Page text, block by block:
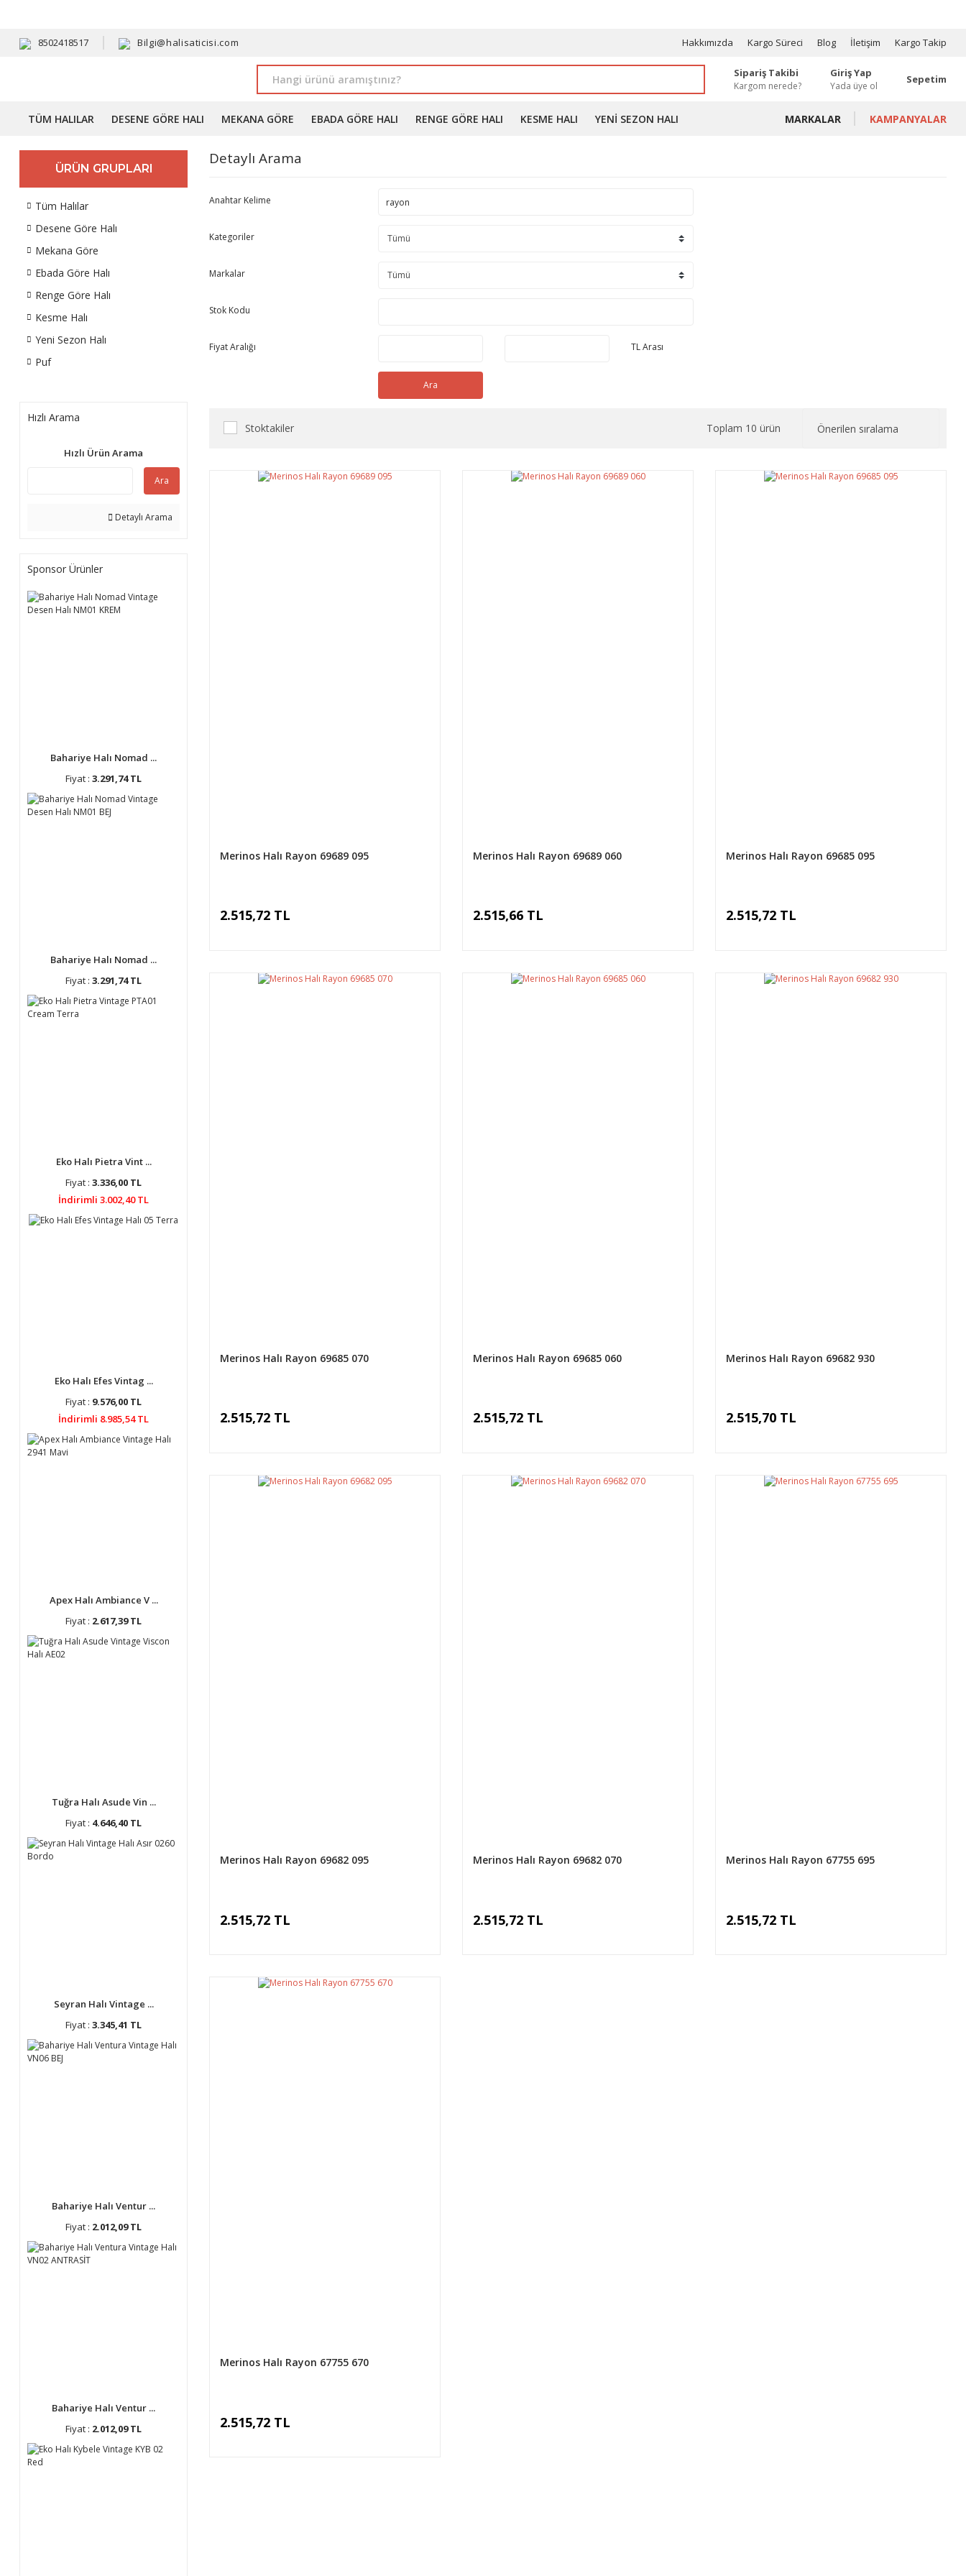
8502418517 Bilgi@halisaticisi.com Hakkımızda Kargo Süreci Blog İletişim Kargo Takip
Sipariş Takibi
Kargom nerede?
Giriş Yap
Yada üye ol
Sepetim
TÜM HALILAR DESENE GÖRE HALI MEKANA GÖRE EBADA GÖRE HALI RENGE GÖRE HALI KESME HALI YENI SEZON HALI MARKALAR KAMPANYALAR
ÜRÜN GRUPLARI
Tüm Halılar
Desene Göre Halı
Mekana Göre
Ebada Göre Halı
Renge Göre Halı
Kesme Halı
Yeni Sezon Halı
Puf
Hızlı Arama
Hızlı Ürün Arama
Ara
Detaylı Arama
Sponsor Ürünler
Bahariye Halı Nomad ...
Fiyat : 3.291,74 TL
Bahariye Halı Nomad ...
Fiyat : 3.291,74 TL
Eko Halı Pietra Vint ...
Fiyat : 3.336,00 TL
İndirimli 3.002,40 TL
Eko Halı Efes Vintag ...
Fiyat : 9.576,00 TL
İndirimli 8.985,54 TL
Apex Halı Ambiance V ...
Fiyat : 2.617,39 TL
Tuğra Halı Asude Vin ...
Fiyat : 4.646,40 TL
Seyran Halı Vintage ...
Fiyat : 3.345,41 TL
Bahariye Halı Ventur ...
Fiyat : 2.012,09 TL
Bahariye Halı Ventur ...
Fiyat : 2.012,09 TL
Detaylı Arama
Anahtar Kelime
Kategoriler
Markalar
Stok Kodu
Fiyat Aralığı TL Arası
Ara
Stoktakiler Toplam 10 ürün
Merinos Halı Rayon 69689 095
2.515,72 TL
Merinos Halı Rayon 69689 060
2.515,66 TL
Merinos Halı Rayon 69685 095
2.515,72 TL
Merinos Halı Rayon 69685 070
2.515,72 TL
Merinos Halı Rayon 69685 060
2.515,72 TL
Merinos Halı Rayon 69682 930
2.515,70 TL
Merinos Halı Rayon 69682 095
2.515,72 TL
Merinos Halı Rayon 69682 070
2.515,72 TL
Merinos Halı Rayon 67755 695
2.515,72 TL
Merinos Halı Rayon 67755 670
2.515,72 TL